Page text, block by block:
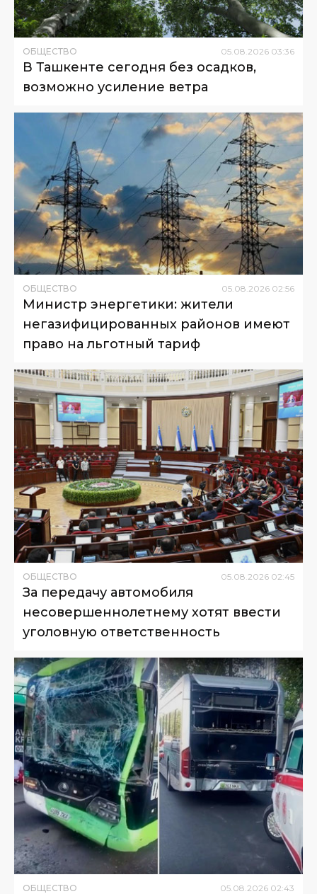
ОБЩЕСТВО 05 08 2026 03:36
В Ташкенте сегодня без осадков,
возможно усиление ветра
ОБЩЕСТВО 05.08.2026 02:56
Министр энергетики: жители
негазифицированных районов имеют
право на льготный тариф
ОБЩЕСТВО 05 08 2026 02:45
За передачу автомобиля
несовершеннолетнему хотят ввести
уголовную ответственность
ОБЩЕСТВО 05 08 2026 02:43